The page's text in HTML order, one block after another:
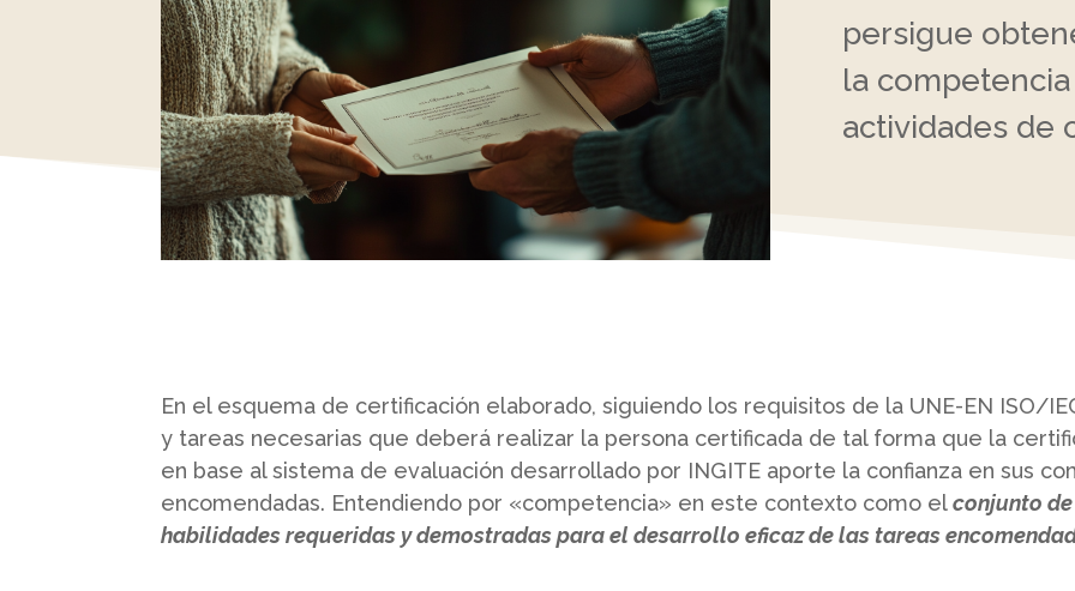
persigue
la
actividades de
En el esquema de certificación elaborado, siguiendo los requisitos de la UNE-EN ISO/
y tareas necesarias que deberá realizar la persona certificada de tal forma que la
en base al sistema de evaluación desarrollado por INGITE aporte la confianza en sus
encomendadas. Entendiendo por «competencia» en este contexto como elconjunto
habilidades requeridas y demostradas para el desarrollo eficaz de las tareas